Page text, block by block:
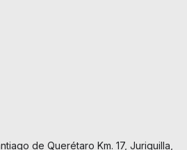
de Querétaro Km. 17, Juriquilla,